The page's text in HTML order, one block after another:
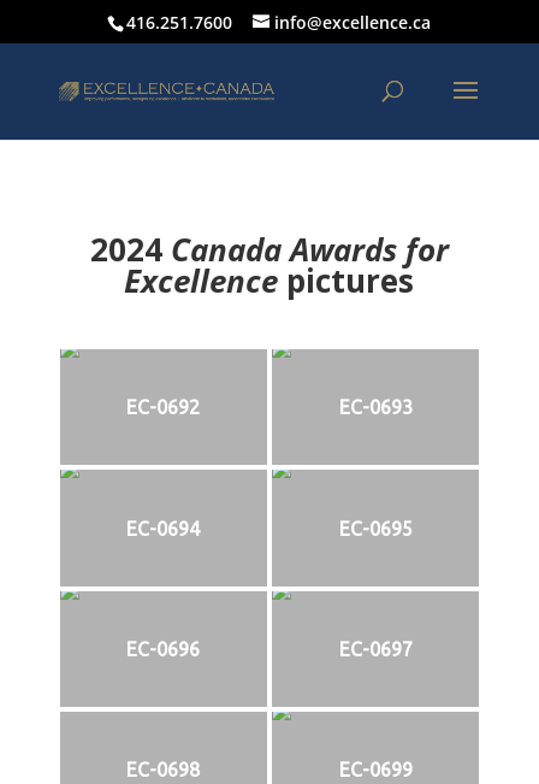
416.251.7600 info@excellence.ca
2024 Canada Awards for
Excellence pictures
EC-0692 EC-0693
EC-0694 EC-0695
EC-0696 EC-0697
EC-0698 EC-0699